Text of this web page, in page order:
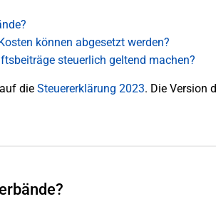
können abgesetzt werden?
steuerlich geltend machen?
die Steuererklärung 2023. Die Version